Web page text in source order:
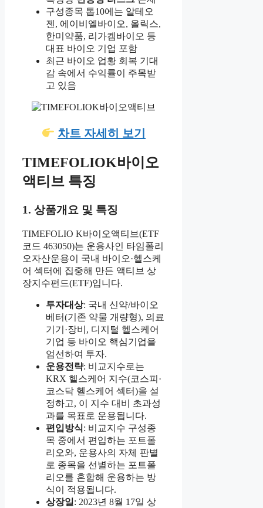
구성종목 톱10에는 알테오
젠, 에이비엘바이오, 올릭스,
한미약품, 리가켐바이오 등
대표 바이오 기업 포함
최근 바이오 업황 회복 기대
감 속에서 수익률이 주목받
고 있음
차트 자세히 보기
TIMEFOLIOK바이오
액티브 특징
1. 상품개요 및 특징
TIMEFOLIO K바이오액티브(ETF
코드 463050)는 운용사인 타임폴리
오자산운용이 국내 바이오·헬스케
어 섹터에 집중해 만든 액티브 상
장지수펀드(ETF)입니다.
투자대상: 국내 신약/바이오
베터(기존 약물 개량형), 의료
기기·장비, 디지털 헬스케어
기업 등 바이오 핵심기업을
엄선하여 투자.
운용전략: 비교지수로는
KRX 헬스케어 지수(코스피·
코스닥 헬스케어 섹터)을 설
정하고, 이 지수 대비 초과성
과를 목표로 운용됩니다.
편입방식: 비교지수 구성종
목 중에서 편입하는 포트폴
리오와, 운용사의 자체 판별
로 종목을 선별하는 포트폴
리오를 혼합해 운용하는 방
식이 적용됩니다.
상장일: 2023년 8월 17일 상